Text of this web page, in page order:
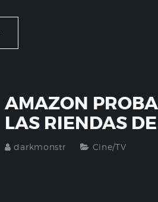
AMAZON
LAS RIENDAS
darkmonstr Cine/TV